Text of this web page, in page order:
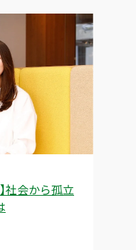
社会から孤立